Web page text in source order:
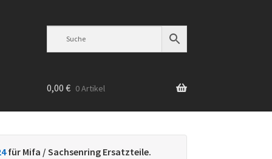
0,00 € 0 Artikel
für Mifa / Sachsenring Ersatzteile.